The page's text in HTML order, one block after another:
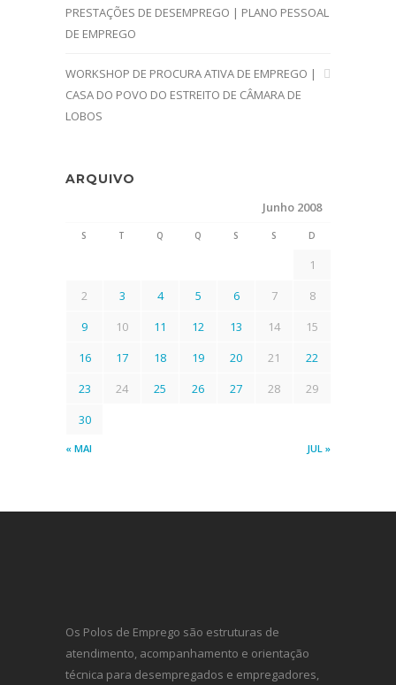
PRESTAÇÕES DE DESEMPREGO | PLANO PESSOAL
DE EMPREGO
WORKSHOP DE PROCURA ATIVA DE EMPREGO |
CASA DO POVO DO ESTREITO DE CÂMARA DE
LOBOS
ARQUIVO
Junho 2008
S T Q Q S S D
« MAI JUL »
1
2
3 4 5 6 7
8
9
10 11 12 13 14
15
16
17 18 19 20 21
22
23
24 25 26 27 28
29
30
Os Polos de Emprego são estruturas de
atendimento, acompanhamento e orientação
técnica para desempregados e empregadores,